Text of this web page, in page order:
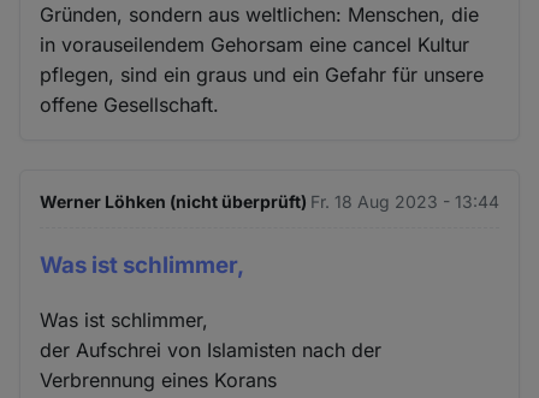
Gründen, sondern aus weltlichen: Menschen, die
in vorauseilendem Gehorsam eine cancel Kultur
pflegen, sind ein graus und ein Gefahr für unsere
offene Gesellschaft.
Werner Löhken (nicht überprüft) Fr. 18 Aug 2023 - 13:44
Was ist schlimmer,
Was ist schlimmer,
der Aufschrei von Islamisten nach der
Verbrennung eines Korans